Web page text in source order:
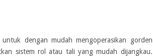
dengan mudah mengoperasikan gorden
sistem rol atau tali yang mudah dijangkau.